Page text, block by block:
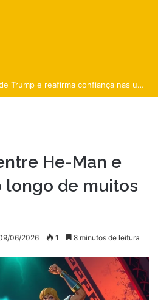
Tarcísio renega boné de Trump e reafirma confiança nas urnas
He-Man e
longo de muitos
06/2026 1 8 minutos de leitura